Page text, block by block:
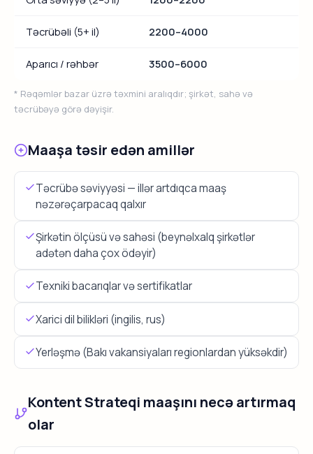
Təcrübəli (5+ il) 2200–4000
Aparıcı / rəhbər 3500–6000
* Rəqəmlər bazar üzrə təxmini aralıqdır; şirkət, sahə və
təcrübəyə görə dəyişir.
Maaşa təsir edən amillər
Təcrübə səviyyəsi — illər artdıqca maaş
nəzərəçarpacaq qalxır
Şirkətin ölçüsü və sahəsi (beynəlxalq şirkətlər
adətən daha çox ödəyir)
Texniki bacarıqlar və sertifikatlar
Xarici dil bilikləri (ingilis, rus)
Yerləşmə (Bakı vakansiyaları regionlardan yüksəkdir)
Kontent Strateqi maaşını necə artırmaq
olar